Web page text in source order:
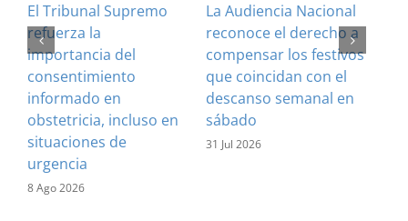
El Tribunal Supremo
refuerza la
importancia del
consentimiento
informado en
obstetricia, incluso en
situaciones de
urgencia
8 Ago 2026
La Audiencia Nacional
reconoce el derecho a
compensar los festivos
que coincidan con el
descanso semanal en
sábado
31 Jul 2026